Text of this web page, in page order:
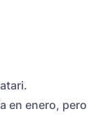
en enero, pero